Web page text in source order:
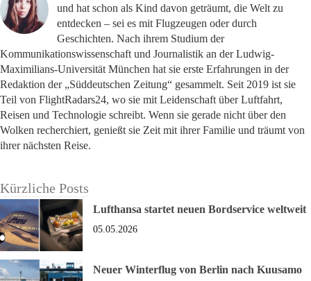
und hat schon als Kind davon geträumt, die Welt zu
entdecken – sei es mit Flugzeugen oder durch
Geschichten. Nach ihrem Studium der
Kommunikationswissenschaft und Journalistik an der Ludwig-
Maximilians-Universität München hat sie erste Erfahrungen in der
Redaktion der „Süddeutschen Zeitung“ gesammelt. Seit 2019 ist sie
Teil von FlightRadars24, wo sie mit Leidenschaft über Luftfahrt,
Reisen und Technologie schreibt. Wenn sie gerade nicht über den
Wolken recherchiert, genießt sie Zeit mit ihrer Familie und träumt von
ihrer nächsten Reise.
Kürzliche Posts
Lufthansa startet neuen Bordservice weltweit
05.05.2026
Neuer Winterflug von Berlin nach Kuusamo